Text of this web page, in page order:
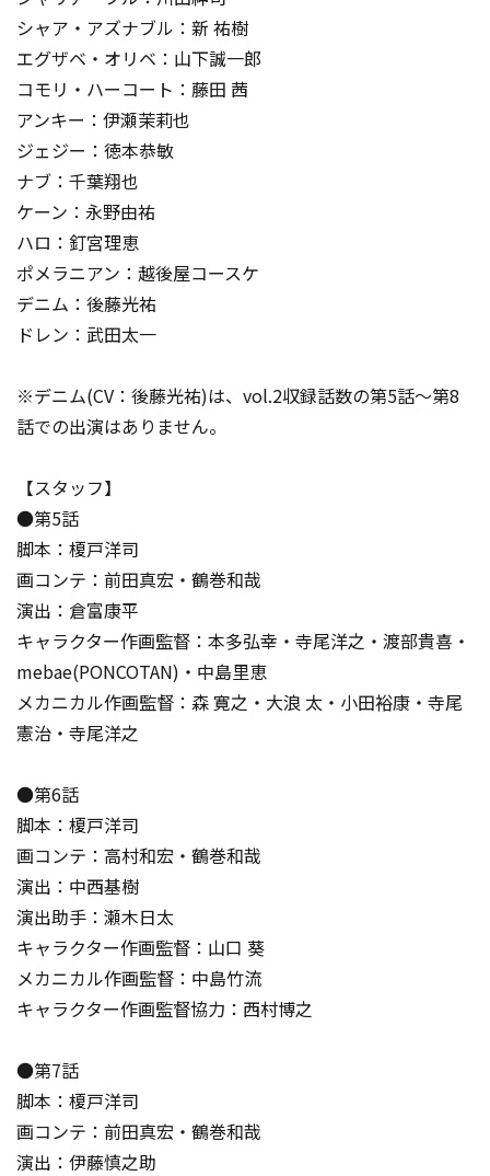
シャア・アズナブル：新 祐樹
エグザベ・オリベ：山下誠一郎
コモリ・ハーコート：藤田 茜
アンキー：伊瀬茉莉也
ジェジー：徳本恭敏
ナブ：千葉翔也
ケーン：永野由祐
ハロ：釘宮理恵
ポメラニアン：越後屋コースケ
デニム：後藤光祐
ドレン：武田太一
※デニム(CV：後藤光祐)は、vol.2収録話数の第5話～第8
話での出演はありません。
【スタッフ】
●第5話
脚本：榎戸洋司
画コンテ：前田真宏・鶴巻和哉
演出：倉富康平
キャラクター作画監督：本多弘幸・寺尾洋之・渡部貴喜・
mebae(PONCOTAN)・中島里恵
メカニカル作画監督：森 寛之・大浪 太・小田裕康・寺尾
憲治・寺尾洋之
●第6話
脚本：榎戸洋司
画コンテ：高村和宏・鶴巻和哉
演出：中西基樹
演出助手：瀬木日太
キャラクター作画監督：山口 葵
メカニカル作画監督：中島竹流
キャラクター作画監督協力：西村博之
●第7話
脚本：榎戸洋司
画コンテ：前田真宏・鶴巻和哉
演出：伊藤慎之助